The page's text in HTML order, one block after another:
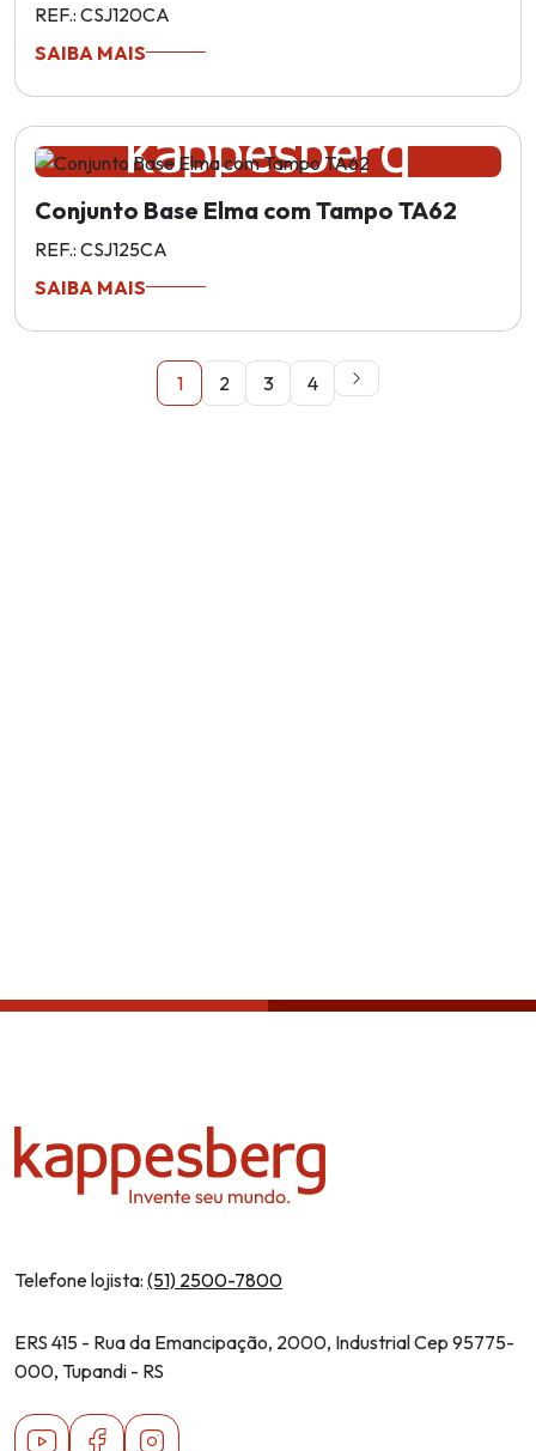
REF.: CSJ120CA
SAIBA MAIS
Conjunto Base Elma com Tampo TA62
REF.: CSJ125CA
SAIBA MAIS
1 2 3 4
Telefone lojista: (51) 2500-7800
ERS 415 - Rua da Emancipação, 2000, Industrial Cep 95775-
000, Tupandi - RS
YoutubeFacebookInstagram